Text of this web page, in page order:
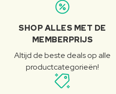
SHOP ALLES MET DE
MEMBERPRIJS
Altijd de beste deals op alle
productcategorieën!